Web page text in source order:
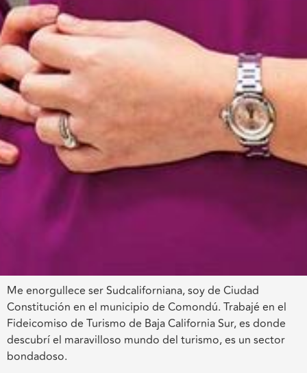
Me enorgullece ser Sudcaliforniana, soy de Ciudad
Constitución en el municipio de Comondú. Trabajé en el
Fideicomiso de Turismo de Baja California Sur, es donde
descubrí el maravilloso mundo del turismo, es un sector
bondadoso.